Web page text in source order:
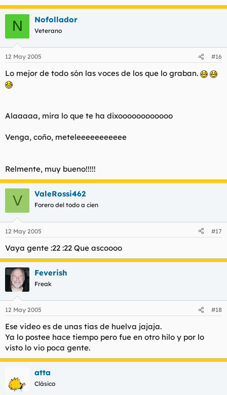
N Nofollador
Veterano
12 May 2005 #16
Lo mejor de todo són las voces de los que lo graban.
Alaaaaa, mira lo que te ha dixoooooooooooo
Venga, coño, meteleeeeeeeeeee
Relmente, muy bueno!!!!!
V ValeRossi462
Forero del todo a cien
12 May 2005 #17
Vaya gente :22 :22 Que ascoooo
Feverish
Freak
12 May 2005 #18
Ese video es de unas tias de huelva jajaja.
Ya lo postee hace tiempo pero fue en otro hilo y por lo
visto lo vio poca gente.
atta
Clásico